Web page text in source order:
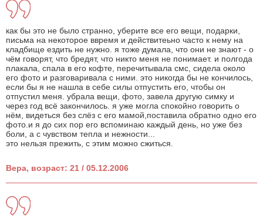
как бы это не было странно, уберите все его вещи, подарки,
письма на некоторое ввремя и действитеьно часто к нему на
кладбище ездить не нужно. я тоже думала, что они не знают - о
чём говорят, что бредят, что никто меня не понимает. и полгода
плакала, спала в его кофте, перечитывала смс, сидела около
его фото и разговаривала с ними. это никогда бы не кончилось,
если бы я не нашла в себе силы отпустить его, чтобы он
отпустил меня. убрала вещи, фото, завела другую симку и
через год всё закончилось. я уже могла спокойно говорить о
нём, видеться без слёз с его мамой,поставила обратно одно его
фото.и я до сих пор его вспоминаю каждый день, но уже без
боли, а с чувством тепла и нежности...
это нельзя прежить, с этим можно сжиться.
Вера, возраст: 21 / 05.12.2006